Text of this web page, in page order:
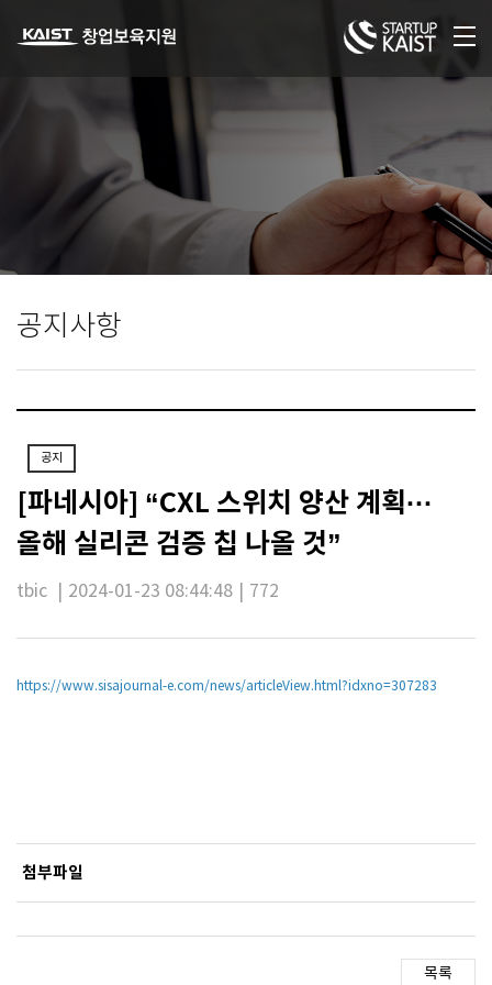
공지사항
공지
[파네시아] “CXL 스위치 양산 계획···
올해 실리콘 검증 칩 나올 것”
tbic 2024-01-23 08:44:48 772
https://www.sisajournal-e.com/news/articleView.html?idxno=307283
첨부파일